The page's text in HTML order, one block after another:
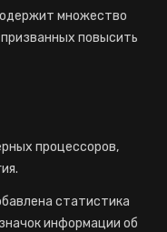
множество
повысить
процессоров,
статистика
информации об